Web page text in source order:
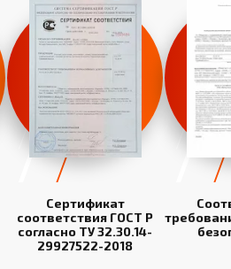
Сертификат
соответствия ГОСТ Р
согласно ТУ 32.30.14-
29927522-2018